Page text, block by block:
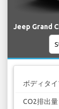
Jeep Grand
ボディタ
CO2排出量